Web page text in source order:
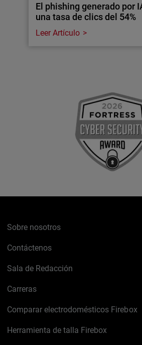
El phishing generado por
una tasa de clics del 54%
Leer Artículo
Sobre nosotros
Contáctenos
Sala de Redacción
Carreras
Comparar electrodomésticos Firebox
Herramienta de talla Firebox